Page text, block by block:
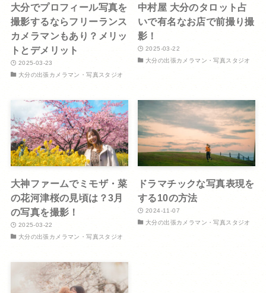
大分でプロフィール写真を
撮影するならフリーランス
カメラマンもあり？メリッ
トとデメリット
2025-03-23
大分の出張カメラマン・写真スタジオ
中村屋 大分のタロット占
いで有名なお店で前撮り撮
影！
2025-03-22
大分の出張カメラマン・写真スタジオ
大神ファームでミモザ・菜
の花河津桜の見頃は？3月
の写真を撮影！
2025-03-22
大分の出張カメラマン・写真スタジオ
ドラマチックな写真表現を
する10の方法
2024-11-07
大分の出張カメラマン・写真スタジオ